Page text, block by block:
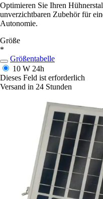
Optimieren Sie Ihren
unverzichtbaren Zubehör für
Autonomie.
Größe
*
Größentabelle
10 W 24h
Dieses Feld ist erforderlich
Versand in 24 Stunden